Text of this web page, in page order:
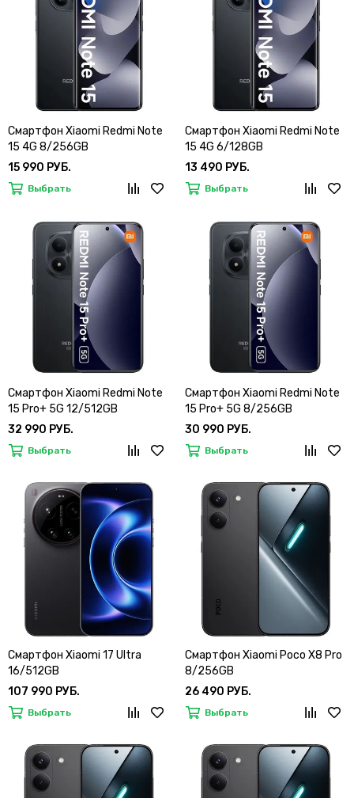
Смартфон Xiaomi Redmi Note
15 4G 8/256GB
15 990 РУБ.
Выбрать
Смартфон Xiaomi Redmi Note
15 4G 6/128GB
13 490 РУБ.
Выбрать
Смартфон Xiaomi Redmi Note
15 Pro+ 5G 12/512GB
32 990 РУБ.
Выбрать
Смартфон Xiaomi Redmi Note
15 Pro+ 5G 8/256GB
30 990 РУБ.
Выбрать
Смартфон Xiaomi 17 Ultra
16/512GB
107 990 РУБ.
Выбрать
Смартфон Xiaomi Poco X8 Pro
8/256GB
26 490 РУБ.
Выбрать